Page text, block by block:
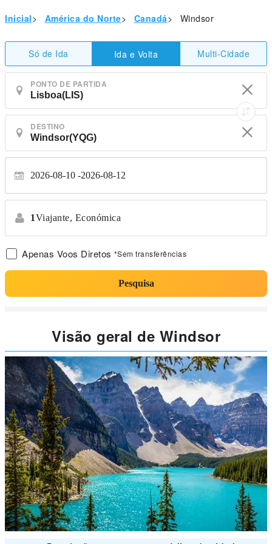
Inicial> América do Norte> Canadá> Windsor
Só de Ida Ida e Volta Multi-Cidade
PONTO DE PARTIDA
DESTINO
2026-08-10 2026-08-12
1Viajante, Económica
Apenas Voos Diretos *Sem transferências
Pesquisa
Visão geral de Windsor